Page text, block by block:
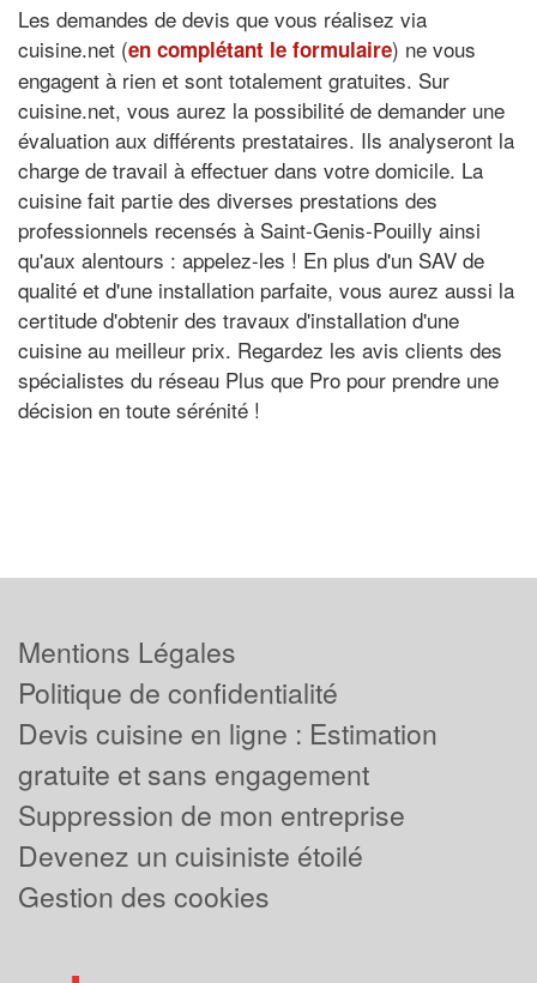
Les demandes de devis que vous réalisez via
cuisine.net (en complétant le formulaire) ne vous
engagent à rien et sont totalement gratuites. Sur
cuisine.net, vous aurez la possibilité de demander une
évaluation aux différents prestataires. Ils analyseront la
charge de travail à effectuer dans votre domicile. La
cuisine fait partie des diverses prestations des
professionnels recensés à Saint-Genis-Pouilly ainsi
qu'aux alentours : appelez-les ! En plus d'un SAV de
qualité et d'une installation parfaite, vous aurez aussi la
certitude d'obtenir des travaux d'installation d'une
cuisine au meilleur prix. Regardez les avis clients des
spécialistes du réseau Plus que Pro pour prendre une
décision en toute sérénité !
Mentions Légales
Politique de confidentialité
Devis cuisine en ligne : Estimation
gratuite et sans engagement
Suppression de mon entreprise
Devenez un cuisiniste étoilé
Gestion des cookies